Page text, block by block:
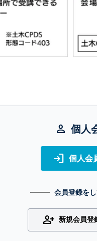
person 個人
login 個人会
会員登録を
person_add 新規会員登